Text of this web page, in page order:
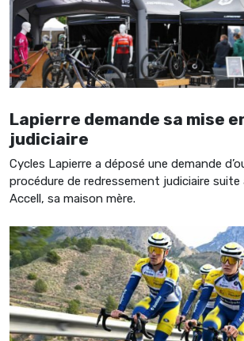
Lapierre demande sa mise
judiciaire
Cycles Lapierre a déposé une demande
procédure de redressement judiciaire suite
Accell, sa maison mère.